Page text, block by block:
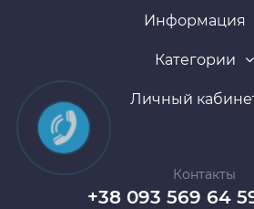
Информация
Категории
Личный
Контакты
+38 093 569 64